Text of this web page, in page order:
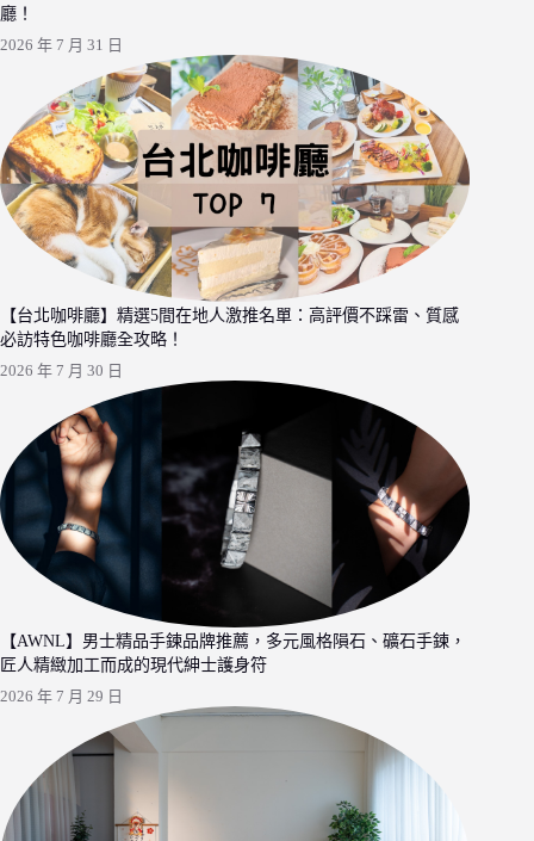
廳！
2026 年 7 月 31 日
【台北咖啡廳】精選5間在地人激推名單：高評價不踩雷、質感
必訪特色咖啡廳全攻略！
2026 年 7 月 30 日
【AWNL】男士精品手鍊品牌推薦，多元風格隕石、礦石手鍊，
匠人精緻加工而成的現代紳士護身符
2026 年 7 月 29 日